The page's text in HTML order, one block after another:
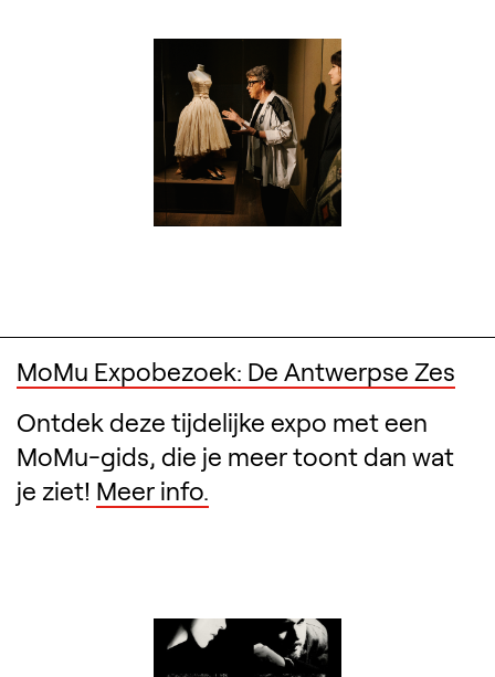
MoMu Expobezoek: De Antwerpse Zes
Ontdek deze tijdelijke expo met een
MoMu-gids, die je meer toont dan wat
je ziet! Meer info.